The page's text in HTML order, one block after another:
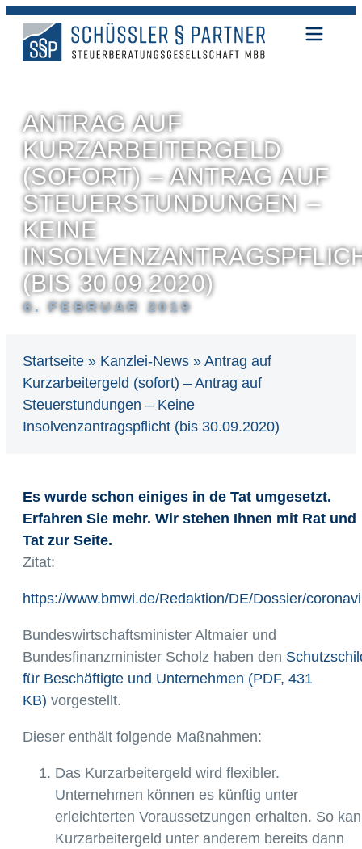
ANTRAG AUF
KURZARBEITERGELD
(SOFORT) – ANTRAG AUF
STEUERSTUNDUNGEN –
KEINE
(BIS 30.09.2020)
6. FEBRUAR 2019
Startseite » Kanzlei-News » Antrag auf
Kurzarbeitergeld (sofort) – Antrag auf
Steuerstundungen – Keine
Insolvenzantragspflicht (bis 30.09.2020)
Es wurde schon einiges in de Tat umgesetzt.
Erfahren Sie mehr. Wir stehen Ihnen mit Rat und
Tat zur Seite.
Zitat:
https://www.bmwi.de/Redaktion/DE/Dossier/
Bundeswirtschaftsminister Altmaier und
Bundesfinanzminister Scholz haben den
für Beschäftigte und Unternehmen (PDF, 431
KB) vorgestellt.
Dieser enthält folgende Maßnahmen:
Das Kurzarbeitergeld wird flexibler.
Unternehmen können es künftig unter
erleichterten Voraussetzungen erhalten. So
Kurzarbeitergeld unter anderem bereits dann